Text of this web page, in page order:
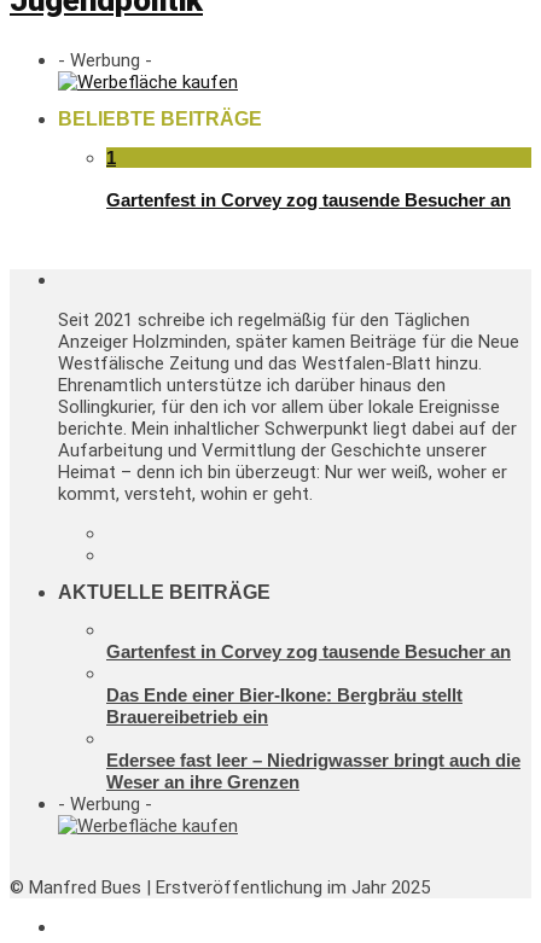
- Werbung -
BELIEBTE BEITRÄGE
1
Gartenfest in Corvey zog tausende Besucher an
Seit 2021 schreibe ich regelmäßig für den Täglichen
Anzeiger Holzminden, später kamen Beiträge für die Neue
Westfälische Zeitung und das Westfalen-Blatt hinzu.
Ehrenamtlich unterstütze ich darüber hinaus den
Sollingkurier, für den ich vor allem über lokale Ereignisse
berichte. Mein inhaltlicher Schwerpunkt liegt dabei auf der
Aufarbeitung und Vermittlung der Geschichte unserer
Heimat – denn ich bin überzeugt: Nur wer weiß, woher er
kommt, versteht, wohin er geht.
AKTUELLE BEITRÄGE
Gartenfest in Corvey zog tausende Besucher an
Das Ende einer Bier-Ikone: Bergbräu stellt
Brauereibetrieb ein
Edersee fast leer – Niedrigwasser bringt auch die
Weser an ihre Grenzen
- Werbung -
© Manfred Bues | Erstveröffentlichung im Jahr 2025